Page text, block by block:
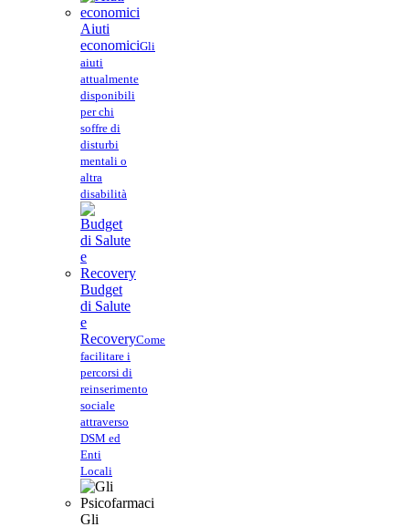
Aiuti
economiciGli
aiuti
attualmente
disponibili
per chi
soffre di
disturbi
mentali o
altra
disabilità
Budget
di Salute
e
RecoveryCome
facilitare i
percorsi di
reinserimento
sociale
attraverso
DSM ed
Enti
Locali
Gli